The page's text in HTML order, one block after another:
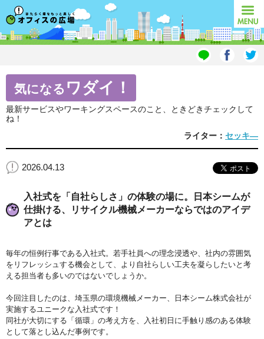
オフィスの広場 MENU
気になる ワダイ！
最新サービスやワーキングスペースのこと、ときどきチェックして
ね！
ライター： セッキ―
2026.04.13
入社式を「自社らしさ」の体験の場に。日本シームが
仕掛ける、リサイクル機械メーカーならではのアイデ
アとは
毎年の恒例行事である入社式。若手社員への理念浸透や、社内の雰囲気
をリフレッシュする機会として、より自社らしい工夫を凝らしたいと考
える担当者も多いのではないでしょうか。
今回注目したのは、埼玉県の環境機械メーカー、日本シーム株式会社が
実施するユニークな入社式です！
同社が大切にする「循環」の考え方を、入社初日に手触り感のある体験
として落とし込んだ事例です。